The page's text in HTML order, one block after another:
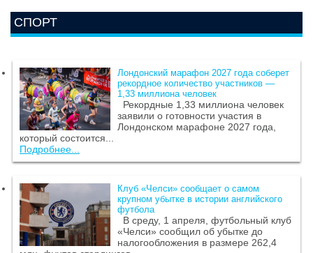
СПОРТ
Лондонский марафон 2027 года соберет
рекордное количество участников —
1,33 миллиона человек
Рекордные 1,33 миллиона человек
заявили о готовности участия в
Лондонском марафоне 2027 года,
который состоится...
Подробнее...
Клуб «Челси» сообщает о самом
крупном убытке в истории английского
футбола
В среду, 1 апреля, футбольный клуб
«Челси» сообщил об убытке до
налогообложения в размере 262,4